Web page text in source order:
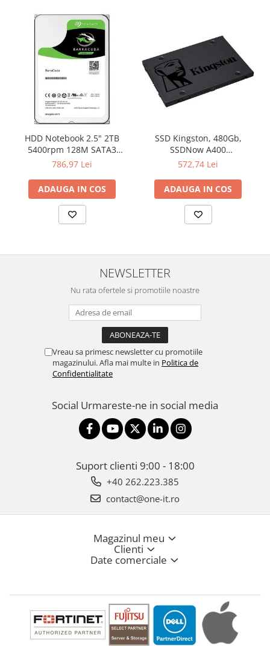
HDD Notebook 2.5" 2TB
5400rpm 128M SATA3
SEAGATE
786,97 Lei
ADAUGA IN COS
SSD Kingston, 480Gb,
SSDNow A400
"SA400S37/480G"
572,74 Lei
ADAUGA IN COS
NEWSLETTER
Nu rata ofertele si promotiile noastre
Vreau sa primesc newsletter cu promotiile
magazinului. Afla mai multe in Politica de
Confidentialitate
Social Urmareste-ne in social media
Suport clienti 9:00 - 18:00
+40 262.223.385
contact@one-it.ro
Magazinul meu
Clienti
Date comerciale